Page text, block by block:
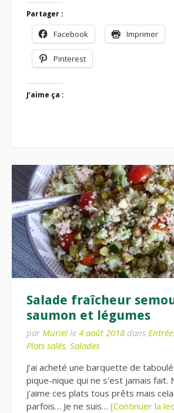
Partager :
Facebook Imprimer
Pinterest
J’aime ça :
Salade fraîcheur
saumon et légumes
par Muriel le 4 août 2018 dans
Plats salés, Salades
J’ai acheté une barquette de taboulé
pique-nique qui ne s’est jamais fait.
j’aime ces plats tous prêts mais
parfois… Je ne suis… [Continuer la